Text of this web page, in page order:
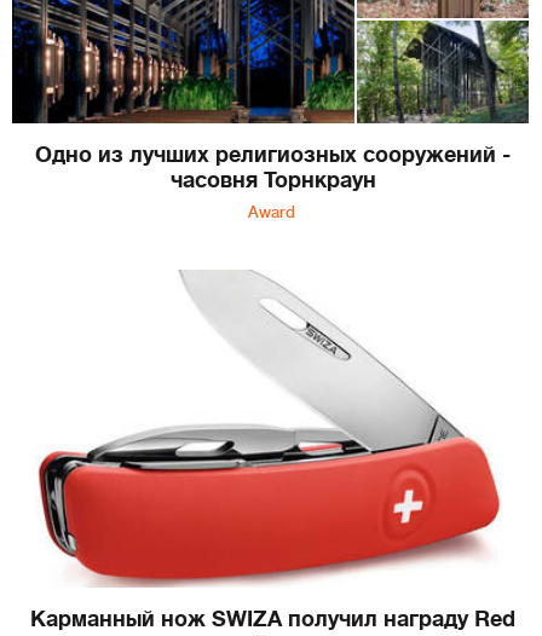
Одно из лучших религиозных сооружений -
часовня Торнкраун
Award
Карманный нож SWIZA получил награду Red